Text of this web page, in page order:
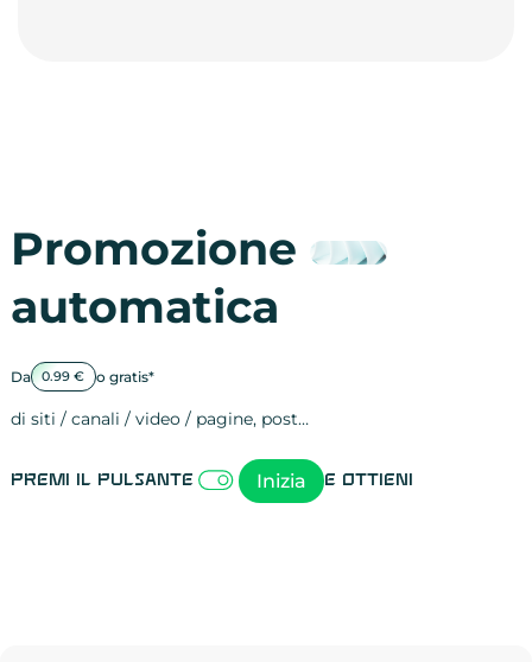
Promozione
automatica
Da 0.99 € o gratis*
di siti / canali / video / pagine, post…
Premi il pulsante Inizia e ottieni